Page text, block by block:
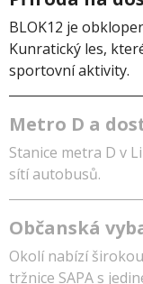
BLOK12 je
Kunratický les,
sportovní aktivity.
Metro D a
Stanice metra D v
sítí autobusů.
Občanská
Okolí nabízí
tržnice SAPA s